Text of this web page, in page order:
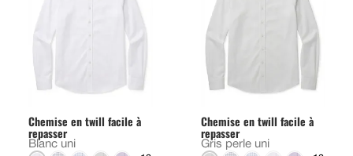
Chemise en twill facile à
repasser
Blanc uni
Chemise en twill facile à
repasser
Gris perle uni